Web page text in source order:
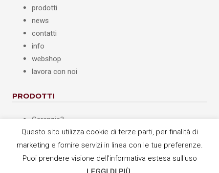
prodotti
news
contatti
info
webshop
lavora con noi
PRODOTTI
Garanzia3
Bcm
TestOK
Opera
Questo sito utilizza cookie di terze parti, per finalità di
marketing e fornire servizi in linea con le tue preferenze.
Puoi prendere visione dell'informativa estesa sull'uso